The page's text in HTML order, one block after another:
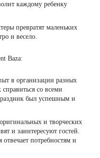
каждому ребенку
превратят маленьких
и весело.
Baza:
в организации разных
со всеми
был успешным и
и творческих
и заинтересуют гостей.
потребностям и